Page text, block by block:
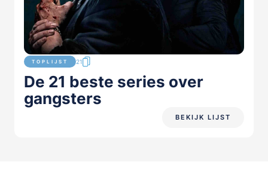
TOPLIJST 21
De 21 beste series over
gangsters
BEKIJK LIJST